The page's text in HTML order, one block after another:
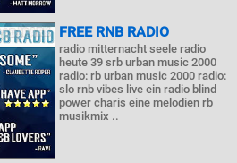
FREE RNB RADIO
radio mitternacht seele radio
heute 39 srb urban music 2000
radio: rb urban music 2000 radio:
slo rnb vibes live ein radio blind
power charis eine melodien rb
musikmix ..